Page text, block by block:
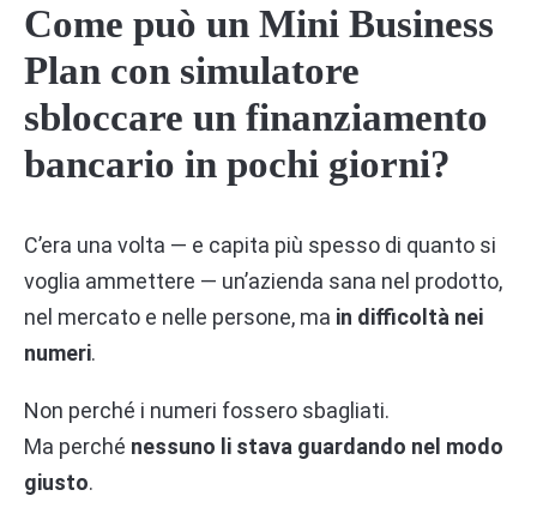
Come può un Mini Business
Plan con simulatore
sbloccare un finanziamento
bancario in pochi giorni?
C’era una volta — e capita più spesso di quanto si
voglia ammettere — un’azienda sana nel prodotto,
nel mercato e nelle persone, ma in difficoltà nei
numeri.
Non perché i numeri fossero sbagliati.
Ma perché nessuno li stava guardando nel modo
giusto.